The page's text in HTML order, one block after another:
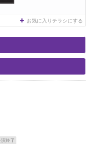
お気に入りチラシにする
演終了